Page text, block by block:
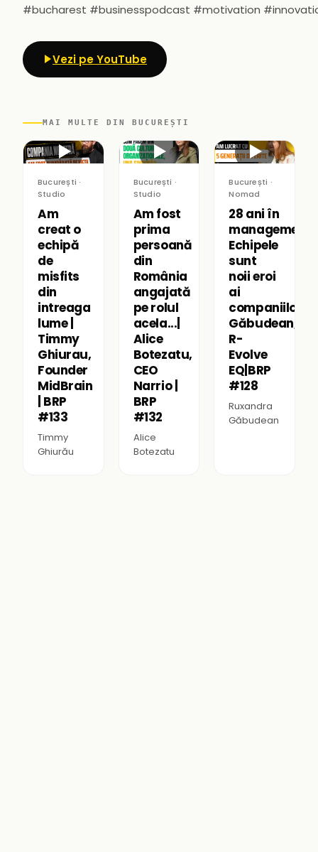
#bucharest #businesspodcast #motivation
Vezi pe YouTube
MAI MULTE DIN BUCUREȘTI
▶
București ·
Studio
Am
creat o
echipă
de
misfits
din
intreaga
lume |
Timmy
Ghiurau,
Founder
MidBrain
| BRP
#133
Timmy
Ghiurău
▶
București ·
Studio
Am fost
prima
persoană
din
România
angajată
pe rolul
acela...|
Alice
Botezatu,
CEO
Narrio |
BRP
#132
Alice
Botezatu
▶
București ·
Nomad
28 ani în
management:
Echipele
sunt
noii eroi
ai
Găbudean,
R-
Evolve
EQ|BRP
#128
Ruxandra
Găbudean